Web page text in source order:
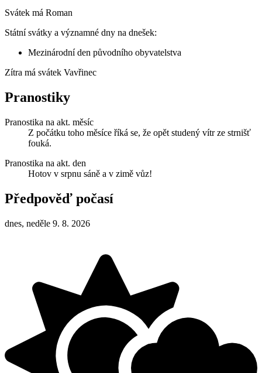
Svátek má Roman
Státní svátky a významné dny na dnešek:
Mezinárodní den původního obyvatelstva
Zítra má svátek Vavřinec
Pranostiky
Pranostika na akt. měsíc
Z počátku toho měsíce říká se, že opět studený vítr ze strnišť
fouká.
Pranostika na akt. den
Hotov v srpnu sáně a v zimě vůz!
Předpověď počasí
dnes, neděle 9. 8. 2026